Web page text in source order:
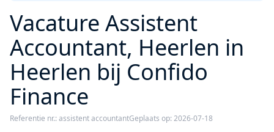
Vacature Assistent
Accountant, Heerlen in
Heerlen bij Confido
Finance
Referentie nr.: assistent accountantGeplaats op: 2026-07-18